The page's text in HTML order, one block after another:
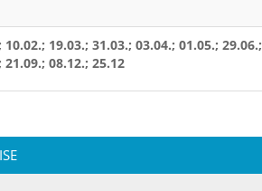
10.02.; 19.03.; 31.03.; 03.04.; 01.05.; 29.06.;
21.09.; 08.12.; 25.12